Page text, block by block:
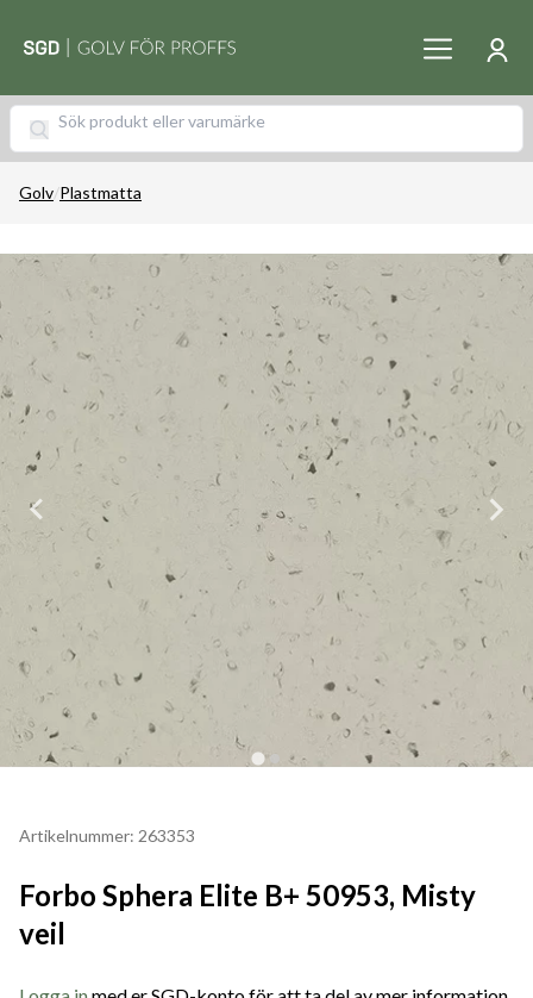
Golv/Plastmatta
Artikelnummer: 263353
Forbo Sphera Elite B+ 50953, Misty
veil